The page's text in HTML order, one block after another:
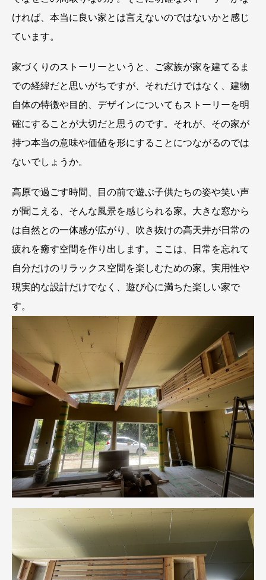
ければ、本当に良い家とは言えないのではないかと感じ
ています。
家づくりのストーリーというと、ご家族が家を建てるま
での経緯だと思いがちですが、それだけではなく、建物
自体の特徴や目的、デザインについてもストーリーを明
確にすることが大切だと思うのです。それが、その家が
持つ本当の意味や価値を形にすることにつながるのでは
ないでしょうか。
高原で過ごす時間、目の前で遊ぶ子供たちの姿や笑い声
が聞こえる、そんな風景を感じられる家。大きな窓から
は自然との一体感が広がり、吹き抜けの高天井が日常の
疲れを癒す空間を作り出します。ここは、日常を忘れて
自分だけのリラックス空間を楽しむための家。実用性や
現実的な設計だけでなく、遊び心に満ちた楽しい家で
す。